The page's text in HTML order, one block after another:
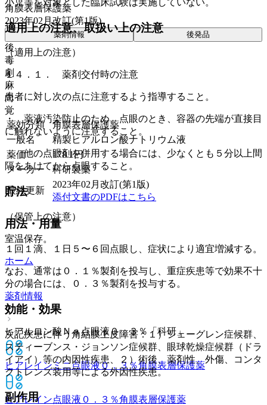
適用上の注意、取扱い上の注意
（適用上の注意）
１４．１． 薬剤交付時の注意
患者に対し次の点に注意するよう指導すること。
・ 薬液汚染防止のため、点眼のとき、容器の先端が直接目
に触れないように注意すること。
・ 他の点眼剤を併用する場合には、少なくとも５分以上間
隔をあけてから点眼すること。
貯法
（保管上の注意）
室温保存。
ホーム
薬剤情報
ヒアルロン酸Ｎａ点眼液０．３％「科研」
ヒアレインミニ点眼液０．３％角膜表層保護薬
ヒアレイン点眼液０．３％角膜表層保護薬
角膜表層保護薬
2023年02月改訂(第1版)
薬剤情報 後発品
後
毒
劇
麻
向
覚
薬効分類
角膜表層保護薬
一般名
精製ヒアルロン酸ナトリウム液
薬価
178.1円
メーカー
科研製薬
最終更新
2023年02月改訂(第1版)
添付文書のPDFはこちら
用法・用量
１回１滴、１日５〜６回点眼し、症状により適宜増減する。
なお、通常は０．１％製剤を投与し、重症疾患等で効果不十
分の場合には、０．３％製剤を投与する。
効能・効果
次記疾患に伴う角結膜上皮障害：１）シェーグレン症候群、
スティーブンス・ジョンソン症候群、眼球乾燥症候群（ドラ
イアイ）等の内因性疾患、２）術後、薬剤性、外傷、コンタ
クトレンズ装用等による外因性疾患。
副作用